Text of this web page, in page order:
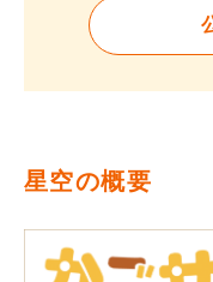
星空の概要